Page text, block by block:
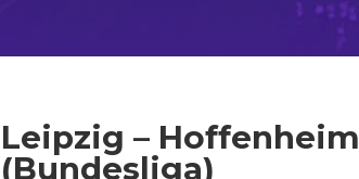
Leipzig – Hoffenheim
(Bundesliga)